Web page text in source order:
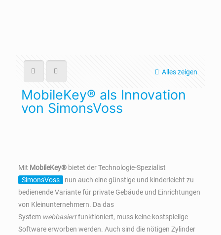
Alles zeigen
MobileKey® als Innovation
von SimonsVoss
Mit MobileKey®bietet der Technologie-Spezialist
SimonsVoss
nun auch eine günstige und kinderleicht zu
bedienende Variante für private Gebäude und Einrichtungen
von Kleinunternehmern. Da das
System webbasiertfunktioniert, muss keine kostspielige
Software erworben werden. Auch sind die nötigen Zylinder